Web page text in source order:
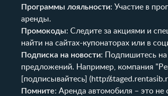
Программы лояльности: Участие в
аренды.
Промокоды: Следите за акциями и
найти на сайтах-купонаторах или в
Подписка на новости: Подпишитесь на
предложений. Например, компания
[подписывайтесь] (http://
Помните: Аренда автомобиля – это не